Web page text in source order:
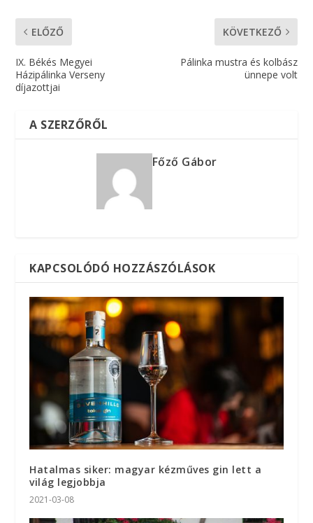
ELŐZŐ
IX. Békés Megyei
Házipálinka Verseny
díjazottjai
KÖVETKEZŐ
Pálinka mustra és kolbász
ünnepe volt
A SZERZŐRŐL
Főző Gábor
KAPCSOLÓDÓ HOZZÁSZÓLÁSOK
Hatalmas siker: magyar kézműves gin lett a
világ legjobbja
2021-03-08